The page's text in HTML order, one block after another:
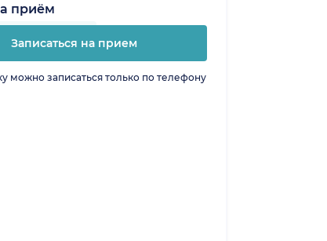
приём
Записаться на прием
можно записаться только по телефону